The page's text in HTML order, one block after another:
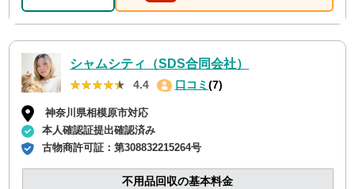
シャムシティ（SDS合同会社）
★★★★★
★★★★★ 4.4 口コミ (7)
神奈川県相模原市対応
本人確認証提出確認済み
古物商許可証：第308832215264号
不用品回収の基本料金